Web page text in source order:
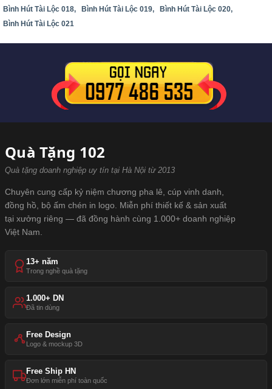
Bình Hút Tài Lộc 018,
Bình Hút Tài Lộc 019,
Bình Hút Tài Lộc 020,
Bình Hút Tài Lộc 021
Quà Tặng 102
Quà tặng doanh nghiệp uy tín tại Hà Nội từ 2013
Chuyên cung cấp kỷ niệm chương pha lê, cúp vinh danh,
đồng hồ, bộ ấm chén in logo. Miễn phí thiết kế & sản xuất
tại xưởng riêng — đã đồng hành cùng 1.000+ doanh nghiệp
Việt Nam.
13+ năm
Trong nghề quà tặng
1.000+ DN
Đã tin dùng
Free Design
Logo & mockup 3D
Free Ship HN
Đơn lớn miễn phí toàn quốc